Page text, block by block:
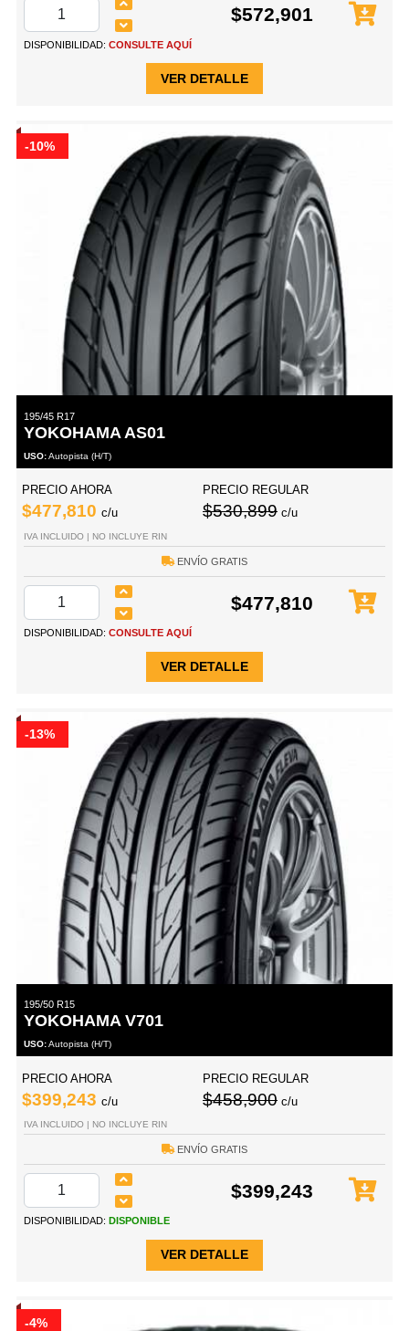
$572,901
DISPONIBILIDAD: CONSULTE AQUÍ
VER DETALLE
-10%
195/45 R17
YOKOHAMA AS01
USO:Autopista (H/T)
PRECIO AHORA
$477,810 c/u
PRECIO REGULAR
$530,899 c/u
IVA INCLUIDO | NO INCLUYE RIN
ENVÍO GRATIS
$477,810
DISPONIBILIDAD: CONSULTE AQUÍ
VER DETALLE
-13%
195/50 R15
YOKOHAMA V701
USO:Autopista (H/T)
PRECIO AHORA
$399,243 c/u
PRECIO REGULAR
$458,900 c/u
IVA INCLUIDO | NO INCLUYE RIN
ENVÍO GRATIS
$399,243
DISPONIBILIDAD: DISPONIBLE
VER DETALLE
-4%